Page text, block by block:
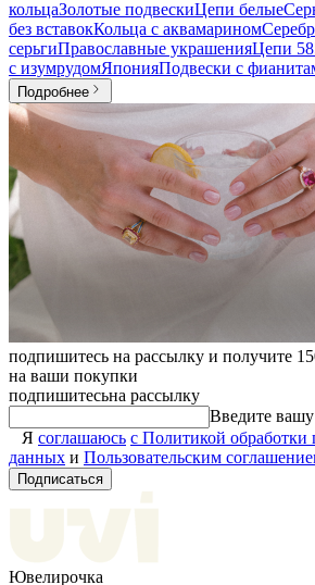
кольцаЗолотые подвескиЦепи белые
без вставокКольца с аквамарином
серьгиПравославные украшенияЦепи
с изумрудомЯпонияПодвески с
Подробнее
подпишитесь на рассылку и получите
на ваши покупки
подпишитесьна рассылку
Введите
Я соглашаюсь с Политикой обработки
данных и Пользовательским
Подписаться
Ювелирочка